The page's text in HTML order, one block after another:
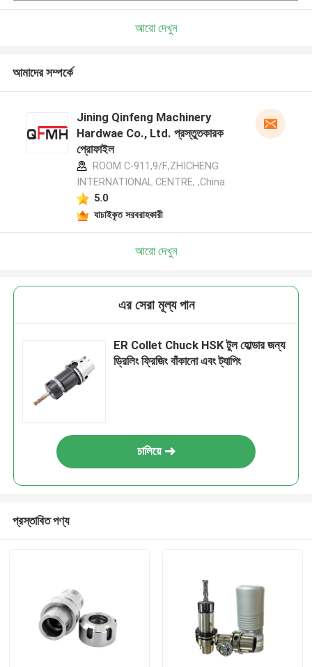
আরো দেখুন
আমাদের সম্পর্কে
Jining Qinfeng Machinery
Hardwae Co., Ltd. প্রস্তুতকারক
প্রোফাইল
ROOM C-911,9/F.,ZHICHENG
INTERNATIONAL CENTRE, ,China
5.0
যাচাইকৃত সরবরাহকারী
আরো দেখুন
এর সেরা মূল্য পান
ER Collet Chuck HSK টুল হোল্ডার জন্য
ড্রিলিং ফ্রিজিং বাঁকানো এবং ট্যাপিং
চালিয়ে
প্রস্তাবিত পণ্য